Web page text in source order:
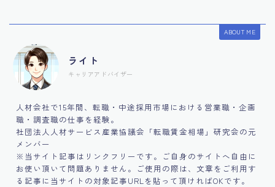
ABOUT ME
ライト
キャリアアドバイザー
人材会社で15年間、転職・中途採用市場における営業職・企画
職・調査職の仕事を経験。
社団法人人材サービス産業協議会「転職賃金相場」研究会の元
メンバー
※当サイト記事はリンクフリーです。ご自身のサイトへ自由に
お使い頂いて問題ありません。ご使用の際は、文章をご利用す
る記事に当サイトの対象記事URLを貼って頂ければOKです。